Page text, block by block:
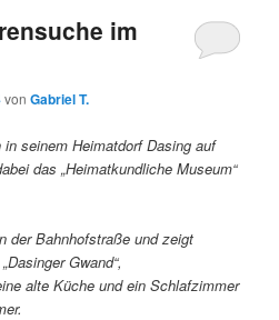
im
vonGabriel T.
seinem Heimatdorf Dasing auf
das „Heimatkundliche Museum“
der Bahnhofstraße und zeigt
Gwand“,
alte Küche und ein Schlafzimmer